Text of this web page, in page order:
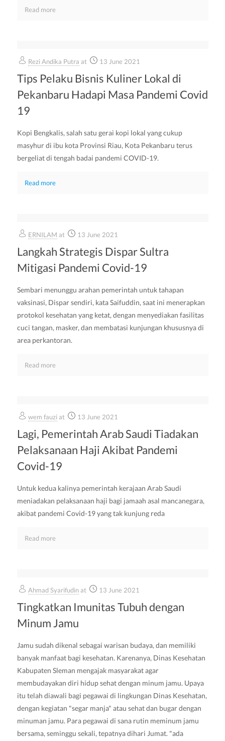
Read more
Rezi Andika Putra at 13 June 2021
Tips Pelaku Bisnis Kuliner Lokal di
Pekanbaru Hadapi Masa Pandemi Covid
19
Kopi Bengkalis, salah satu gerai kopi lokal yang cukup
masyhur di ibu kota Provinsi Riau, Kota Pekanbaru terus
bergeliat di tengah badai pandemi COVID-19.
Read more
ERNILAM at 13 June 2021
Langkah Strategis Dispar Sultra
Mitigasi Pandemi Covid-19
Sembari menunggu arahan pemerintah untuk tahapan
vaksinasi, Dispar sendiri, kata Saifuddin, saat ini menerapkan
protokol kesehatan yang ketat, dengan menyediakan fasilitas
cuci tangan, masker, dan membatasi kunjungan khususnya di
area perkantoran.
Read more
wem fauzi at 13 June 2021
Lagi, Pemerintah Arab Saudi Tiadakan
Pelaksanaan Haji Akibat Pandemi
Covid-19
Untuk kedua kalinya pemerintah kerajaan Arab Saudi
meniadakan pelaksanaan haji bagi jamaah asal mancanegara,
akibat pandemi Covid-19 yang tak kunjung reda
Read more
Ahmad Syarifudin at 13 June 2021
Tingkatkan Imunitas Tubuh dengan
Minum Jamu
Jamu sudah dikenal sebagai warisan budaya, dan memiliki
banyak manfaat bagi kesehatan. Karenanya, Dinas Kesehatan
Kabupaten Sleman mengajak masyarakat agar
membudayakan diri hidup sehat dengan minum jamu. Upaya
itu telah diawali bagi pegawai di lingkungan Dinas Kesehatan,
dengan kegiatan "segar manja" atau sehat dan bugar dengan
minuman jamu. Para pegawai di sana rutin meminum jamu
bersama, seminggu sekali, tepatnya dihari Jumat. "ada